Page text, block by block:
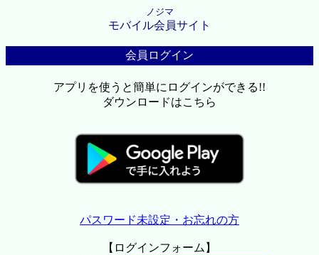
ノジマ
モバイル会員サイト
会員ログイン
アプリを使うと簡単にログインができる!!
ダウンロードはこちら
パスワード未設定・お忘れの方
【ログインフォーム】